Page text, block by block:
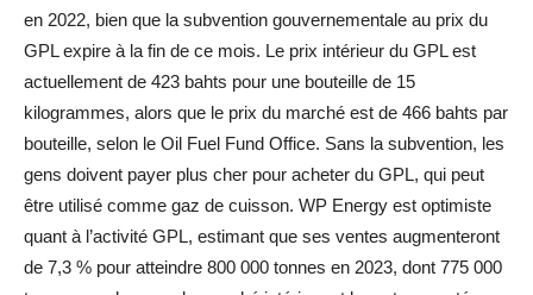
en 2022, bien que la subvention gouvernementale au prix du
GPL expire à la fin de ce mois. Le prix intérieur du GPL est
actuellement de 423 bahts pour une bouteille de 15
kilogrammes, alors que le prix du marché est de 466 bahts par
bouteille, selon le Oil Fuel Fund Office. Sans la subvention, les
gens doivent payer plus cher pour acheter du GPL, qui peut
être utilisé comme gaz de cuisson. WP Energy est optimiste
quant à l’activité GPL, estimant que ses ventes augmenteront
de 7,3 % pour atteindre 800 000 tonnes en 2023, dont 775 000